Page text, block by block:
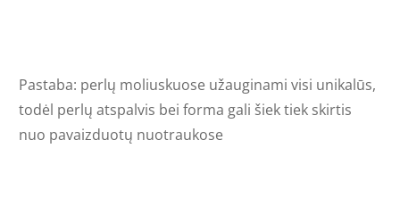
Pastaba: perlų moliuskuose užauginami visi unikalūs,
todėl perlų atspalvis bei forma gali šiek tiek skirtis
nuo pavaizduotų nuotraukose